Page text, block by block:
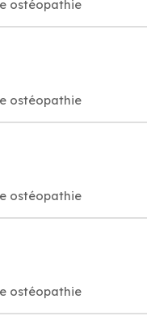
ostéopathie
ostéopathie
ostéopathie
ostéopathie